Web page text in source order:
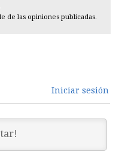
de las opiniones publicadas.
Iniciar sesión